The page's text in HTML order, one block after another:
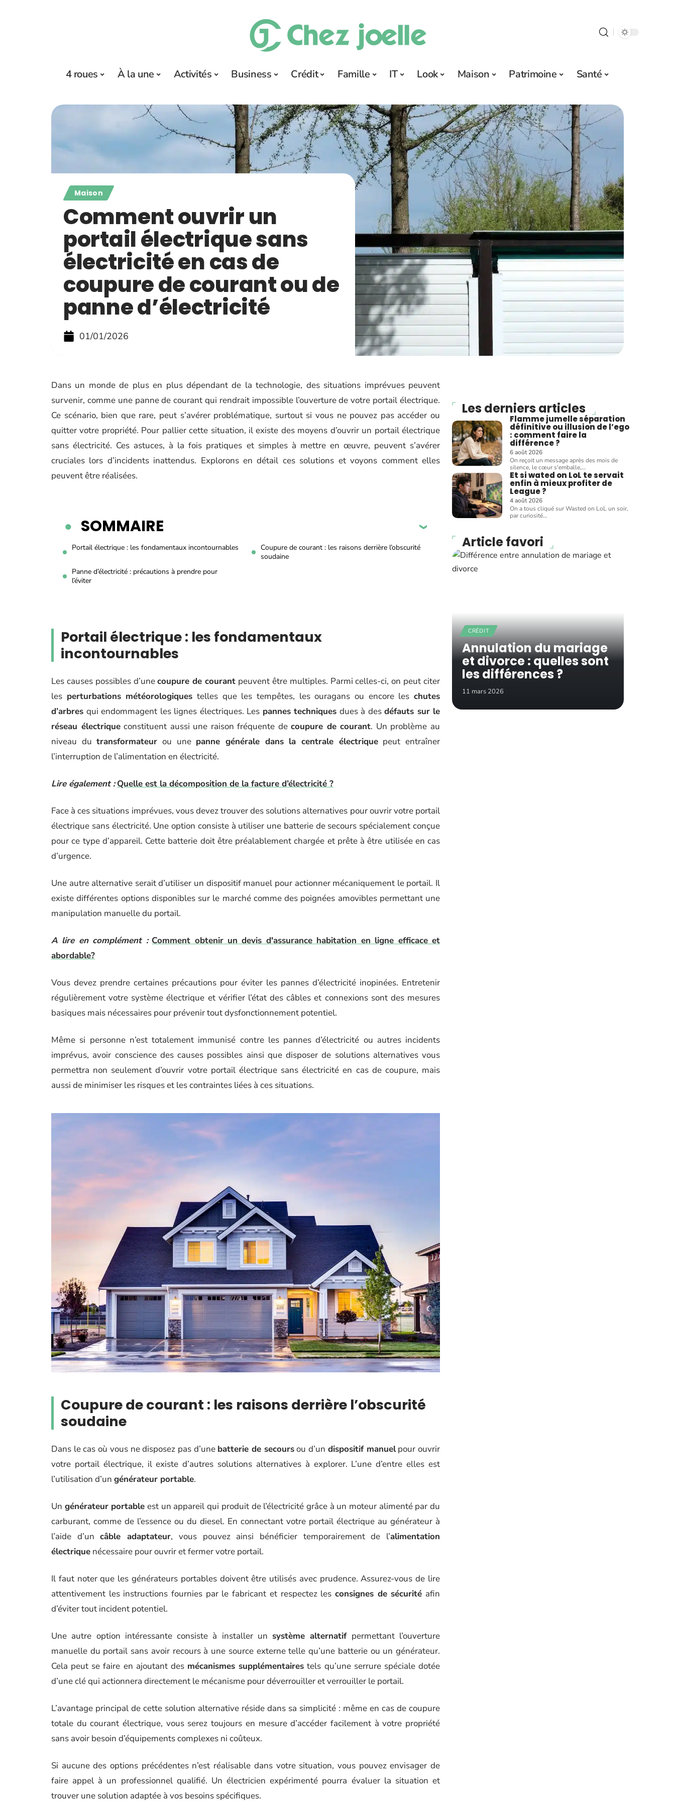
4 roues À la une Activités Business Crédit Famille IT Look Maison Patrimoine Santé
Maison
Comment ouvrir un
portail électrique sans
électricité en cas de
coupure de courant ou de
panne d’électricité
01/01/2026
Dans un monde de plus en plus dépendant de la technologie, des situations imprévues peuvent
survenir, comme une panne de courant qui rendrait impossible l’ouverture de votre portail électrique.
Ce scénario, bien que rare, peut s’avérer problématique, surtout si vous ne pouvez pas accéder ou
quitter votre propriété. Pour pallier cette situation, il existe des moyens d’ouvrir un portail électrique
sans électricité. Ces astuces, à la fois pratiques et simples à mettre en œuvre, peuvent s’avérer
cruciales lors d’incidents inattendus. Explorons en détail ces solutions et voyons comment elles
peuvent être réalisées.
SOMMAIRE
Portail électrique : les fondamentaux incontournables
Coupure de courant : les raisons derrière l’obscurité
soudaine
Panne d’électricité : précautions à prendre pour
l’éviter
Portail électrique : les fondamentaux
incontournables
Les causes possibles d’unecoupure de courant peuvent être multiples. Parmi celles-ci, on peut citer
les perturbations météorologiques telles que les tempêtes, les ouragans ou encore leschutes
d’arbres qui endommagent les lignes électriques. Les pannes techniques dues à des défauts sur le
réseau électriqueconstituent aussi une raison fréquente decoupure de courant. Un problème au
niveau dutransformateur ou une panne générale dans la centrale électriquepeut entraîner
l’interruption de l’alimentation en électricité.
Lire également : Quelle est la décomposition de la facture d’électricité ?
Face à ces situations imprévues, vous devez trouver des solutions alternatives pour ouvrir votre portail
électrique sans électricité. Une option consiste à utiliser une batterie de secours spécialement conçue
pour ce type d’appareil. Cette batterie doit être préalablement chargée et prête à être utilisée en cas
d’urgence.
Une autre alternative serait d’utiliser un dispositif manuel pour actionner mécaniquement le portail. Il
existe différentes options disponibles sur le marché comme des poignées amovibles permettant une
manipulation manuelle du portail.
A lire en complément : Comment obtenir un devis d'assurance habitation en ligne efficace et
abordable?
Vous devez prendre certaines précautions pour éviter les pannes d’électricité inopinées. Entretenir
régulièrement votre système électrique et vérifier l’état des câbles et connexions sont des mesures
basiques mais nécessaires pour prévenir tout dysfonctionnement potentiel.
Même si personne n’est totalement immunisé contre les pannes d’électricité ou autres incidents
imprévus, avoir conscience des causes possibles ainsi que disposer de solutions alternatives vous
permettra non seulement d’ouvrir votre portail électrique sans électricité en cas de coupure, mais
aussi de minimiser les risques et les contraintes liées à ces situations.
Coupure de courant : les raisons derrière l’obscurité
soudaine
Dans le cas où vous ne disposez pas d’une batterie de secoursou d’un dispositif manuelpour ouvrir
votre portail électrique, il existe d’autres solutions alternatives à explorer. L’une d’entre elles est
l’utilisation d’un générateur portable.
Un générateur portable est un appareil qui produit de l’électricité grâce à un moteur alimenté par du
carburant, comme de l’essence ou du diesel. En connectant votre portail électrique au générateur à
l’aide d’uncâble adaptateur, vous pouvez ainsi bénéficier temporairement de l’alimentation
électrique nécessaire pour ouvrir et fermer votre portail.
Il faut noter que les générateurs portables doivent être utilisés avec prudence. Assurez-vous de lire
attentivement les instructions fournies par le fabricant et respectez les consignes de sécurité afin
d’éviter tout incident potentiel.
Une autre option intéressante consiste à installer un système alternatifpermettant l’ouverture
manuelle du portail sans avoir recours à une source externe telle qu’une batterie ou un générateur.
Cela peut se faire en ajoutant des mécanismes supplémentaires tels qu’une serrure spéciale dotée
d’une clé qui actionnera directement le mécanisme pour déverrouiller et verrouiller le portail.
L’avantage principal de cette solution alternative réside dans sa simplicité : même en cas de coupure
totale du courant électrique, vous serez toujours en mesure d’accéder facilement à votre propriété
sans avoir besoin d’équipements complexes ni coûteux.
Si aucune des options précédentes n’est réalisable dans votre situation, vous pouvez envisager de
faire appel à un professionnel qualifié. Un électricien expérimenté pourra évaluer la situation et
trouver une solution adaptée à vos besoins spécifiques.
Les derniers articles
Flamme jumelle séparation
définitive ou illusion de l’ego
: comment faire la
différence ?
6 août 2026
On reçoit un message après des mois de
silence, le cœur s'emballe,…
Et si wated on LoL te servait
enfin à mieux profiter de
League ?
4 août 2026
On a tous cliqué sur Wasted on LoL un soir,
par curiosité…
Article favori
CRÉDIT
Annulation du mariage
et divorce : quelles sont
les différences ?
11 mars 2026